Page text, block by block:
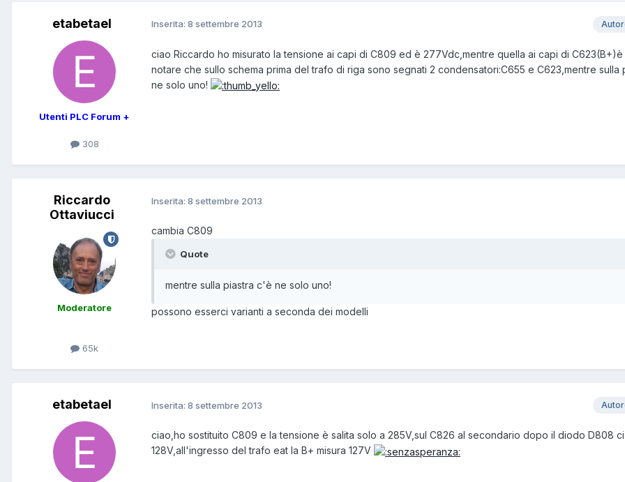
etabetael
Utenti PLC Forum +
308
Inserita: 8 settembre 2013
ciao Riccardo ho misurato la tensione ai capi di C809 ed è 277Vdc,mentre quella ai capi di C623(B+)è
notare che sullo schema prima del trafo di riga sono segnati 2 condensatori:C655 e C623,mentre sulla
ne solo uno!
Riccardo
Ottaviucci
Moderatore
65k
Inserita: 8 settembre 2013
cambia C809
Quote
mentre sulla piastra c'è ne solo uno!
possono esserci varianti a seconda dei modelli
etabetael Inserita: 8 settembre 2013
ciao,ho sostituito C809 e la tensione è salita solo a 285V,sul C826 al secondario dopo il diodo D808
128V,all'ingresso del trafo eat la B+ misura 127V